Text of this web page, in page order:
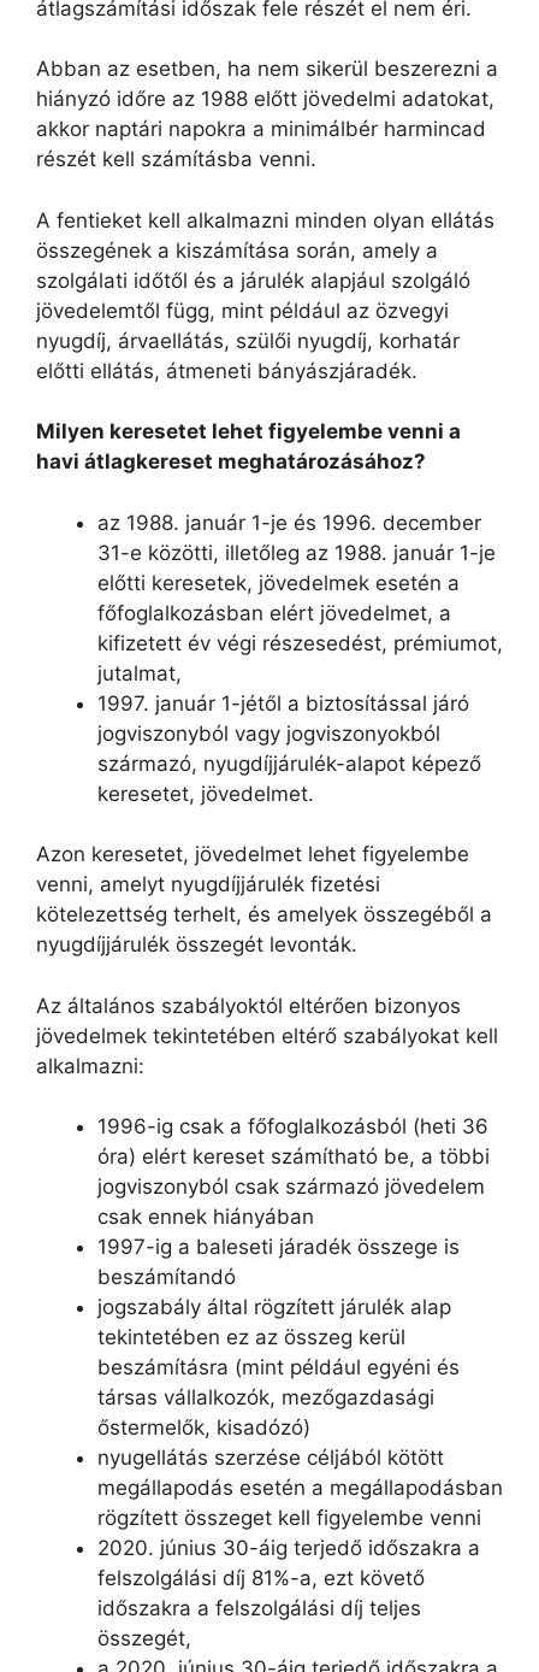
átlagszámítási időszak fele részét el nem éri.
Abban az esetben, ha nem sikerül beszerezni a
hiányzó időre az 1988 előtt jövedelmi adatokat,
akkor naptári napokra a minimálbér harmincad
részét kell számításba venni.
A fentieket kell alkalmazni minden olyan ellátás
összegének a kiszámítása során, amely a
szolgálati időtől és a járulék alapjául szolgáló
jövedelemtől függ, mint például az özvegyi
nyugdíj, árvaellátás, szülői nyugdíj, korhatár
előtti ellátás, átmeneti bányászjáradék.
Milyen keresetet lehet figyelembe venni a
havi átlagkereset meghatározásához?
az 1988. január 1-je és 1996. december
31-e közötti, illetőleg az 1988. január 1-je
előtti keresetek, jövedelmek esetén a
főfoglalkozásban elért jövedelmet, a
kifizetett év végi részesedést, prémiumot,
jutalmat,
1997. január 1-jétől a biztosítással járó
jogviszonyból vagy jogviszonyokból
származó, nyugdíjjárulék-alapot képező
keresetet, jövedelmet.
Azon keresetet, jövedelmet lehet figyelembe
venni, amelyt nyugdíjjárulék fizetési
kötelezettség terhelt, és amelyek összegéből a
nyugdíjjárulék összegét levonták.
Az általános szabályoktól eltérően bizonyos
jövedelmek tekintetében eltérő szabályokat kell
alkalmazni:
1996-ig csak a főfoglalkozásból (heti 36
óra) elért kereset számítható be, a többi
jogviszonyból csak származó jövedelem
csak ennek hiányában
1997-ig a baleseti járadék összege is
beszámítandó
jogszabály által rögzített járulék alap
tekintetében ez az összeg kerül
beszámításra (mint például egyéni és
társas vállalkozók, mezőgazdasági
őstermelők, kisadózó)
nyugellátás szerzése céljából kötött
megállapodás esetén a megállapodásban
rögzített összeget kell figyelembe venni
2020. június 30-áig terjedő időszakra a
felszolgálási díj 81%-a, ezt követő
időszakra a felszolgálási díj teljes
összegét,